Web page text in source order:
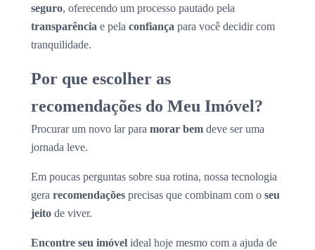
seguro, oferecendo um processo pautado pela
transparência e pela confiança para você decidir com
tranquilidade.
Por que escolher as
recomendações do Meu Imóvel?
Procurar um novo lar para morar bem deve ser uma
jornada leve.
Em poucas perguntas sobre sua rotina, nossa tecnologia
gera recomendações precisas que combinam com o seu
jeito de viver.
Encontre seu imóvel ideal hoje mesmo com a ajuda de